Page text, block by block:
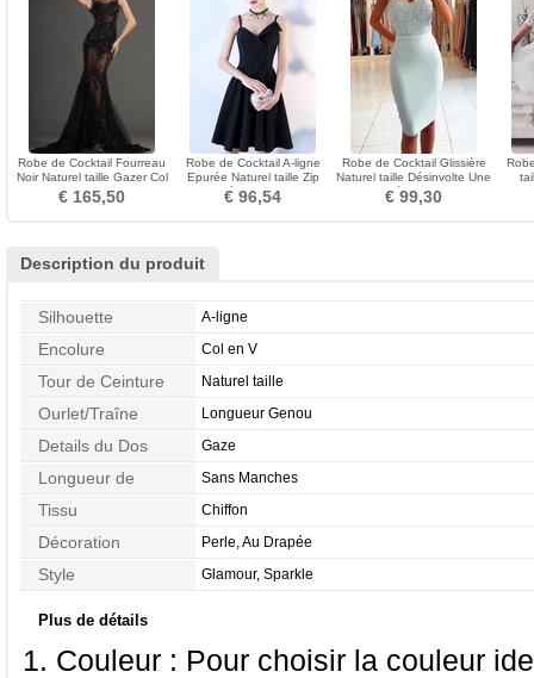
Robe de Cocktail Fourreau
Noir Naturel taille Gazer Col
Bateau
€ 165,50
Robe de Cocktail A-ligne
Epurée Naturel taille Zip
Ruchés Plongeants
€ 96,54
Robe de Cocktail Glissière
Naturel taille Désinvolte Une
épaule
€ 99,30
Description du produit
Silhouette A-ligne
Encolure Col en V
Tour de Ceinture Naturel taille
Ourlet/Traîne Longueur Genou
Details du Dos Gaze
Longueur de
Manches
Sans Manches
Tissu Chiffon
Décoration Perle, Au Drapée
Style Glamour, Sparkle
Plus de détails
Couleur : Pour choisir la couleur